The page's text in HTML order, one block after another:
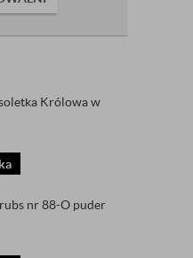
Królowa w
nr 88-O puder